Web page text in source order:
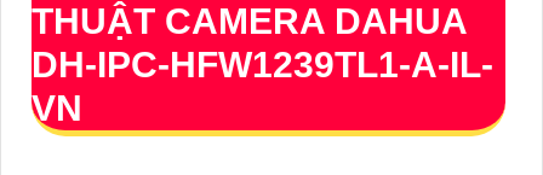
THUẬT CAMERA DAHUA
DH-IPC-HFW1239TL1-A-IL-
VN